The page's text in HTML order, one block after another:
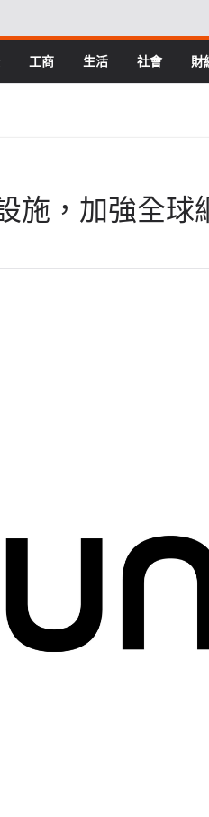
工商 生活 社會 財
施，加強全球